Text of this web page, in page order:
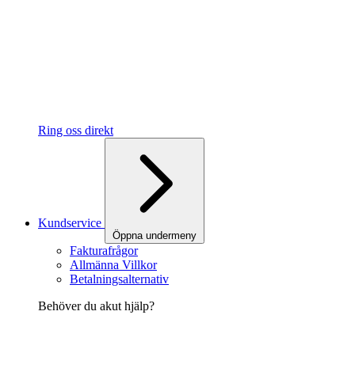
Ring oss direkt
Kundservice
Öppna undermeny
Fakturafrågor
Allmänna Villkor
Betalningsalternativ
Behöver du akut hjälp?